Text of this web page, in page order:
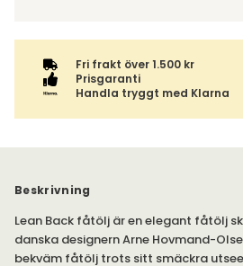
Fri frakt över 1.500 kr
Prisgaranti
Handla tryggt med Klarna
Beskrivning
Lean Back fåtölj är en elegant fåtölj
danska designern Arne Hovmand-
bekväm fåtölj trots sitt smäckra